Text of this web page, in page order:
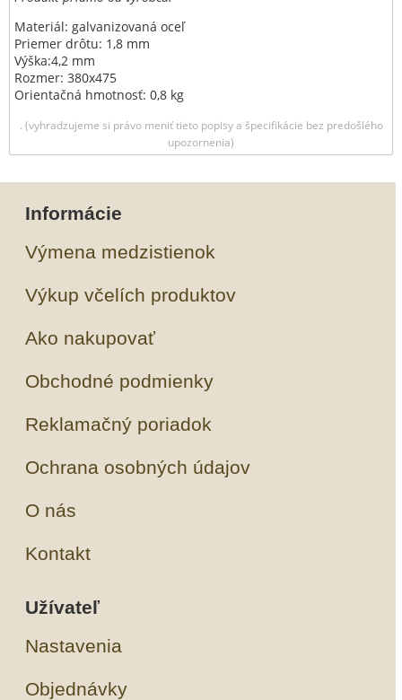
Materiál: galvanizovaná oceľ
Priemer drôtu: 1,8 mm
Výška:4,2 mm
Rozmer: 380x475
Orientačná hmotnosť: 0,8 kg
. (vyhradzujeme si právo meniť tieto popisy a špecifikácie bez predošlého
upozornenia)
Informácie
Výmena medzistienok
Výkup včelích produktov
Ako nakupovať
Obchodné podmienky
Reklamačný poriadok
Ochrana osobných údajov
O nás
Kontakt
Užívateľ
Nastavenia
Objednávky